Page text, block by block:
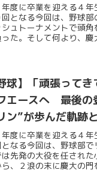
年度に卒業を迎える４
回となる今回は、野球
シュトーナメントで頭
った。そして何より、
野球】「頑張って
エースへ 最後の
ン”が歩んだ軌跡
No.８・小川琳
年度に卒業を迎える４
となる今回は、野球部
先発の大役を任され
、２浪の末に慶大の